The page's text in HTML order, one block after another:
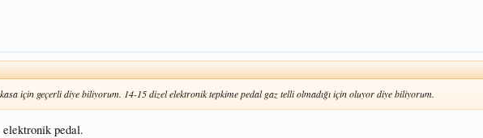
için geçerli diye biliyorum. 14-15 dizel elektronik tepkime pedal gaz telli olmadığı için oluyor diye biliyorum.
pedal.